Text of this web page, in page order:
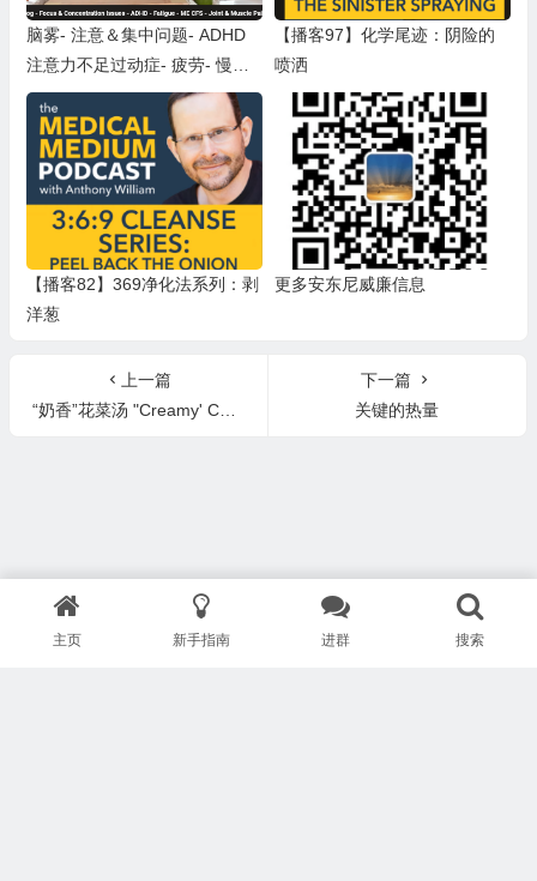
脑雾- 注意＆集中问题- ADHD
注意力不足过动症- 疲劳- 慢性
疲劳症候群- 关节＆肌肉疼痛
【播客97】化学尾迹：阴险的
喷洒
【播客82】369净化法系列：剥
洋葱
更多安东尼威廉信息
上一篇
“奶香”花菜汤 "Creamy' Cauliflower Soup
下一篇
关键的热量
主页 新手指南 进群 搜索